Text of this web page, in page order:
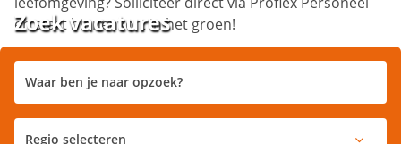
en start binnenkort in het groen!
Zoek vacatures